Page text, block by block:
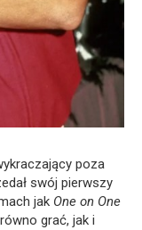
poza
swój pierwszy
jak One on One
grać, jak i